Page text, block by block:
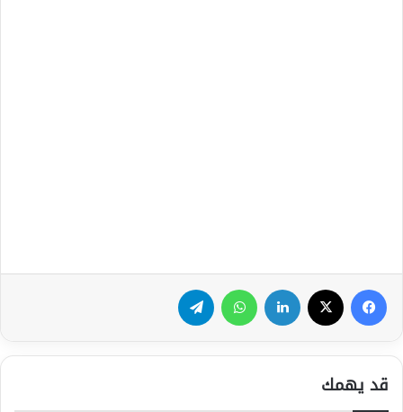
فيسبوك لينكدإن واتساب
قد يهمك